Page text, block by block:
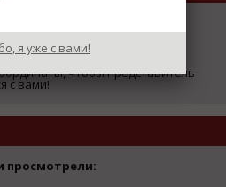
компании "weldi.ru",
ЗДЕСЬ
чтобы представитель
с вами!
просмотрели:
я уже с вами!